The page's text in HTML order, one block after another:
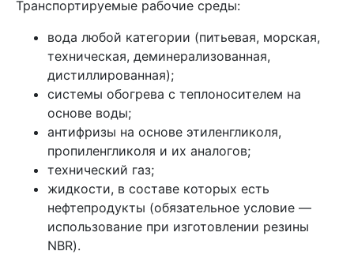
Транспортируемые рабочие среды:
вода любой категории (питьевая, морская,
техническая, деминерализованная,
дистиллированная);
системы обогрева с теплоносителем на
основе воды;
антифризы на основе этиленгликоля,
пропиленгликоля и их аналогов;
технический газ;
жидкости, в составе которых есть
нефтепродукты (обязательное условие —
использование при изготовлении резины
NBR).